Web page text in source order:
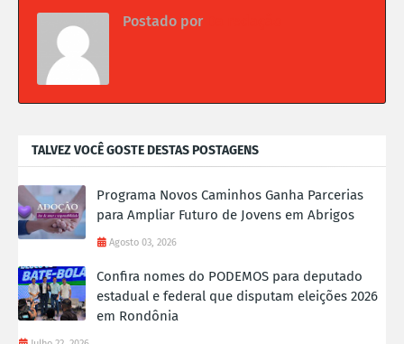
Postado por
TALVEZ VOCÊ GOSTE DESTAS POSTAGENS
Programa Novos Caminhos Ganha Parcerias
para Ampliar Futuro de Jovens em Abrigos
Agosto 03, 2026
Confira nomes do PODEMOS para deputado
estadual e federal que disputam eleições 2026
em Rondônia